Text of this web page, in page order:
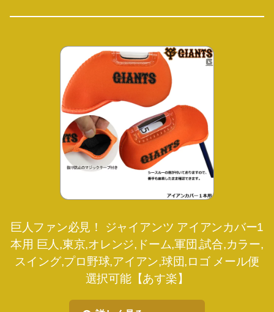
巨人ファン必見！ ジャイアンツ アイアンカバー1
本用 巨人,東京,オレンジ,ドーム,軍団,試合,カラー,
スイング,プロ野球,アイアン,球団,ロゴ メール便
選択可能【あす楽】